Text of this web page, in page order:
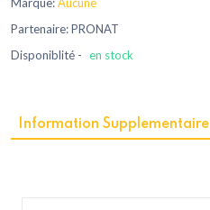
Marque:Aucune
Partenaire: PRONAT
Disponiblité - en stock
Information Supplementaire